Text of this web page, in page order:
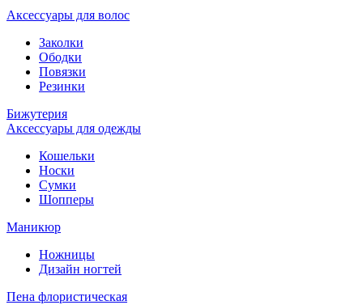
Аксессуары для волос
Заколки
Ободки
Повязки
Резинки
Бижутерия
Аксессуары для одежды
Кошельки
Носки
Сумки
Шопперы
Маникюр
Ножницы
Дизайн ногтей
Пена флористическая